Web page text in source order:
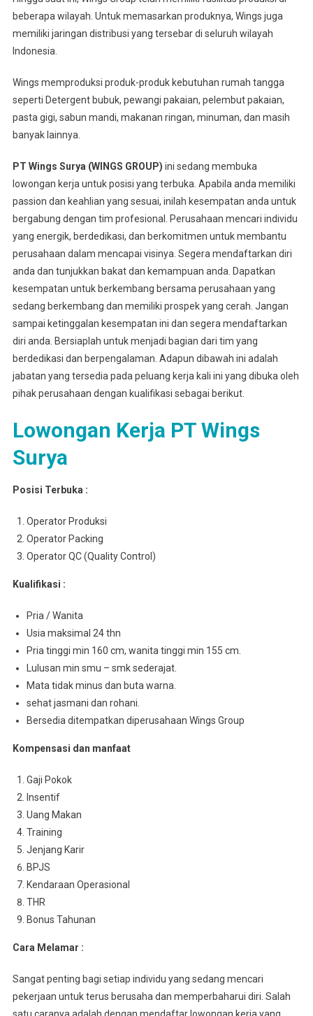
beberapa wilayah. Untuk memasarkan produknya, Wings juga
memiliki jaringan distribusi yang tersebar di seluruh wilayah
Indonesia.
Wings memproduksi produk-produk kebutuhan rumah tangga
seperti Detergent bubuk, pewangi pakaian, pelembut pakaian,
pasta gigi, sabun mandi, makanan ringan, minuman, dan masih
banyak lainnya.
PT Wings Surya (WINGS GROUP) ini sedang membuka
lowongan kerja untuk posisi yang terbuka. Apabila anda memiliki
passion dan keahlian yang sesuai, inilah kesempatan anda untuk
bergabung dengan tim profesional. Perusahaan mencari individu
yang energik, berdedikasi, dan berkomitmen untuk membantu
perusahaan dalam mencapai visinya. Segera mendaftarkan diri
anda dan tunjukkan bakat dan kemampuan anda. Dapatkan
kesempatan untuk berkembang bersama perusahaan yang
sedang berkembang dan memiliki prospek yang cerah. Jangan
sampai ketinggalan kesempatan ini dan segera mendaftarkan
diri anda. Bersiaplah untuk menjadi bagian dari tim yang
berdedikasi dan berpengalaman. Adapun dibawah ini adalah
jabatan yang tersedia pada peluang kerja kali ini yang dibuka oleh
pihak perusahaan dengan kualifikasi sebagai berikut.
Lowongan Kerja PT Wings
Surya
Posisi Terbuka :
Operator Produksi
Operator Packing
Operator QC (Quality Control)
Kualifikasi :
Pria / Wanita
Usia maksimal 24 thn
Pria tinggi min 160 cm, wanita tinggi min 155 cm.
Lulusan min smu – smk sederajat.
Mata tidak minus dan buta warna.
sehat jasmani dan rohani.
Bersedia ditempatkan diperusahaan Wings Group
Kompensasi dan manfaat
Gaji Pokok
Insentif
Uang Makan
Training
Jenjang Karir
BPJS
Kendaraan Operasional
THR
Bonus Tahunan
Cara Melamar :
Sangat penting bagi setiap individu yang sedang mencari
pekerjaan untuk terus berusaha dan memperbaharui diri. Salah